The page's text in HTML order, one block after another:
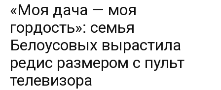
«Моя дача — моя
гордость»: семья
Белоусовых вырастила
редис размером с пульт
телевизора